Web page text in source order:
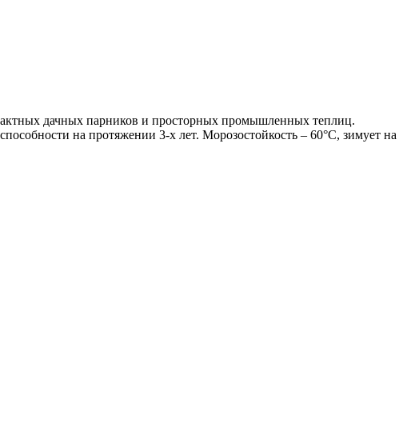
дачных парников и просторных промышленных теплиц.
на протяжении 3-х лет. Морозостойкость – 60°С, зимует на